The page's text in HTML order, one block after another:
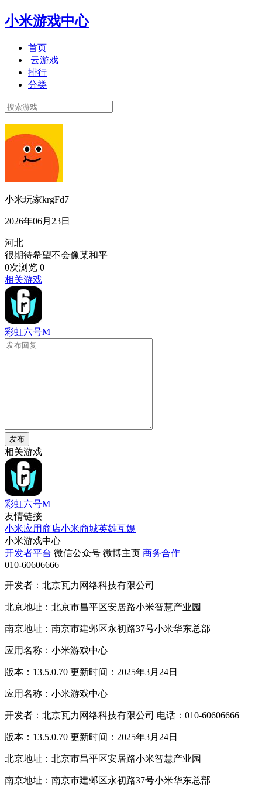
小米游戏中心
首页
云游戏
排行
分类
小米玩家krgFd7
2026年06月23日
河北
很期待希望不会像某和平
0次浏览 0
相关游戏
彩虹六号M
发布
相关游戏
彩虹六号M
友情链接
小米应用商店小米商城英雄互娱
小米游戏中心
开发者平台 微信公众号 微博主页 商务合作
010-60606666
开发者：北京瓦力网络科技有限公司
北京地址：北京市昌平区安居路小米智慧产业园
南京地址：南京市建邺区永初路37号小米华东总部
应用名称：小米游戏中心
版本：13.5.0.70 更新时间：2025年3月24日
应用名称：小米游戏中心
开发者：北京瓦力网络科技有限公司 电话：010-60606666
版本：13.5.0.70 更新时间：2025年3月24日
北京地址：北京市昌平区安居路小米智慧产业园
南京地址：南京市建邺区永初路37号小米华东总部